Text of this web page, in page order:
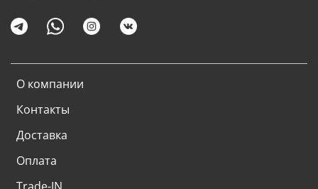
О компании
Контакты
Доставка
Оплата